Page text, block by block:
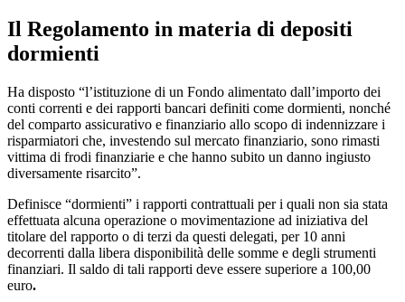
Il Regolamento in materia di depositi
dormienti
Ha disposto “l’istituzione di un Fondo alimentato dall’importo dei
conti correnti e dei rapporti bancari definiti come dormienti, nonché
del comparto assicurativo e finanziario allo scopo di indennizzare i
risparmiatori che, investendo sul mercato finanziario, sono rimasti
vittima di frodi finanziarie e che hanno subito un danno ingiusto
diversamente risarcito”.
Definisce “dormienti” i rapporti contrattuali per i quali non sia stata
effettuata alcuna operazione o movimentazione ad iniziativa del
titolare del rapporto o di terzi da questi delegati, per 10 anni
decorrenti dalla libera disponibilità delle somme e degli strumenti
finanziari. Il saldo di tali rapporti deve essere superiore a 100,00
euro.